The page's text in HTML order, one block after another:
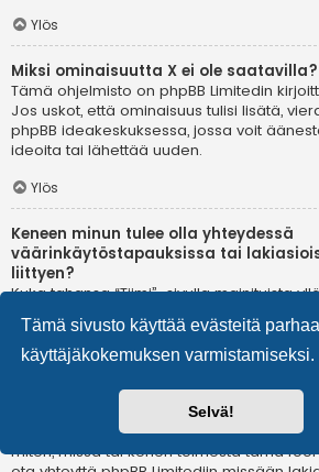
Tämä sivusto käyttää evästeitä
käyttäjäkokemuksen varmistamiseksi.
Selvä!
Ylös
Miksi ominaisuutta X ei ole saatavilla?
Tämä ohjelmisto on phpBB Limitedin
Jos uskot, että ominaisuus tulisi lisätä,
phpBB ideakeskuksessa, jossa voit
ideoita tai lähettää uuden.
Ylös
Keneen minun tulee olla yhteydessä
väärinkäytöstapauksissa tai
liittyen?
Kuka tahansa “Tiimi”-sivulla mainituista
todennäköisesti sopiva yhteyshenkilö
kautta saa vastausta, sinun kannattaa
verkkotunnuksen omistajaan (teewhois-
on ilmaispalvelussa oleva (esim. Yahoo!,
ota yhteyttä ylläpitoon tai
osastoon kyseisessä palvelussa.
ei ole lainkaan toimivaltaaja sitä ei
miten, missä tai kenen toimesta tämä